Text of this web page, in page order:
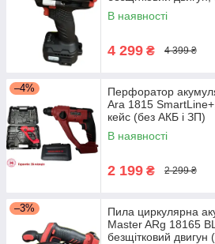
В наявності
4 299 ₴ 4 399 ₴
–4%
Перфоратор
Ara 1815
кейс (без АКБ і ЗП)
В наявності
2 199 ₴ 2 299 ₴
–3%
Пила циркулярна
Master ARg 18165
безщітковий двигун